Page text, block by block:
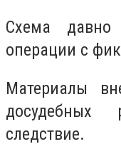
Схема давно
операции с
Материалы
досудебных
следствие.